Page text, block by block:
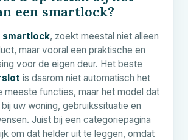
een smartlock?
smartlock, zoekt meestal niet alleen
maar vooral een praktische en
voor de eigen deur. Het beste
is daarom niet automatisch het
meeste functies, maar het model dat
uw woning, gebruikssituatie en
Juist bij een categoriepagina
om dat helder uit te leggen, omdat